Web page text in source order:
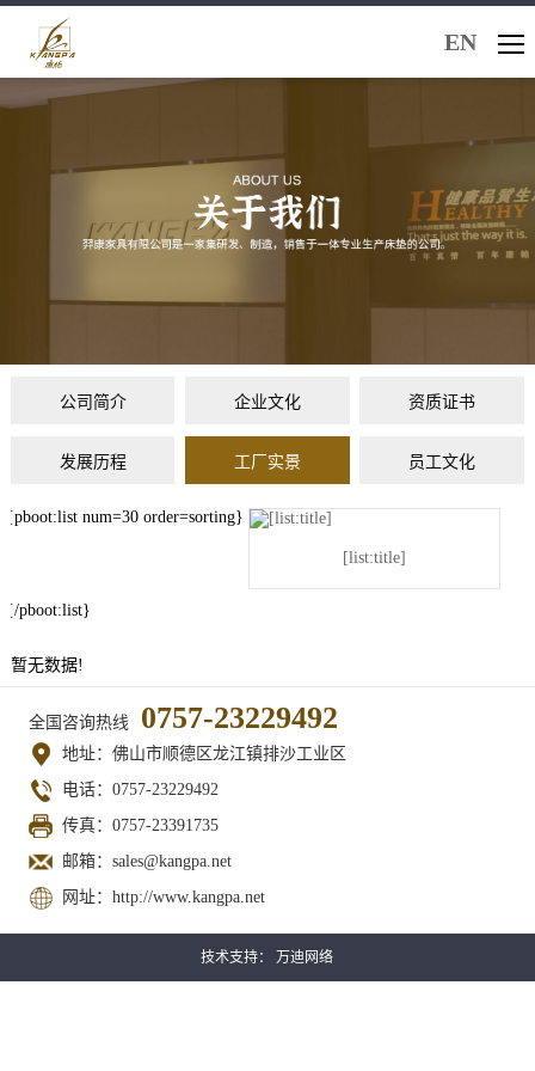
EN
公司简介 企业文化 资质证书
发展历程 工厂实景 员工文化
{pboot:list num=30 order=sorting}
[list:title]
{/pboot:list}
暂无数据!
全国咨询热线 0757-23229492
地址：佛山市顺德区龙江镇排沙工业区
电话：0757-23229492
传真：0757-23391735
邮箱：sales@kangpa.net
网址：http://www.kangpa.net
技术支持： 万迪网络